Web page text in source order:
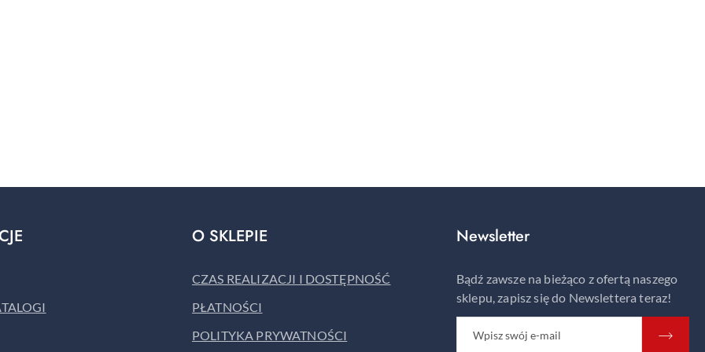
O SKLEPIE
CZAS REALIZACJI I DOSTĘPNOŚĆ
PŁATNOŚCI
POLITYKA PRYWATNOŚCI
Newsletter
Bądź zawsze na bieżąco z ofertą naszego
sklepu, zapisz się do Newslettera teraz!